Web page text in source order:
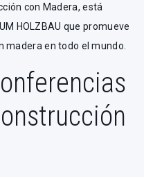
con Madera, está
HOLZBAU que promueve
madera en todo el mundo.